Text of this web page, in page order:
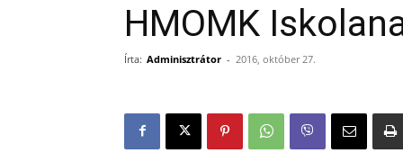
HMOMK
Írta: Adminisztrátor - 2016, október 27.